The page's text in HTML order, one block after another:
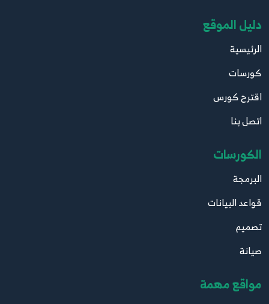
دليل الموقع
الرئيسية
كورسات
اقترح كورس
اتصل بنا
الكورسات
البرمجة
قواعد البيانات
تصميم
صيانة
مواقع مهمة